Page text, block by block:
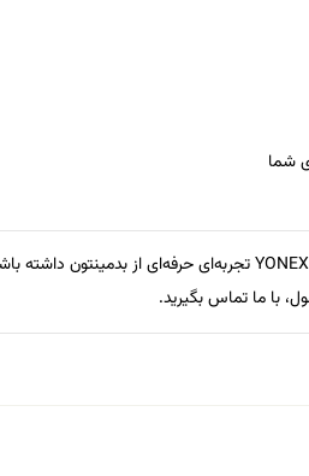
شما
با ما تماس بگیرید.